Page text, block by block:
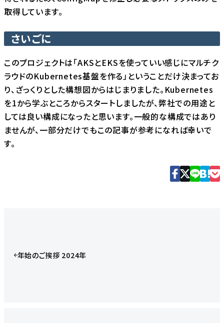
取得しています。
さいごに
このプロジェクトは「AKSとEKSを使っていい感じにマルチク
ラウドのKubernetes基盤を作る」ということだけ決まってお
り、ざっくりとした構想図からはじまりました。Kubernetes
を1から学ぶところからスタートしましたが、弊社での用途と
しては良い構成になったと思います。一般的な構成ではあり
ませんが、一部分だけでもこの記事が参考になれば幸いで
す。
年始のご挨拶 2024年